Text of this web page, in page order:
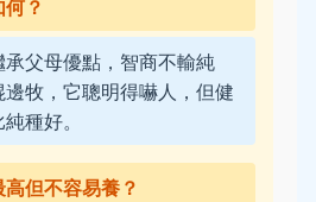
？
父母優點，智商不輸純
牧，它聰明得嚇人，但健
種好。
但不容易養？